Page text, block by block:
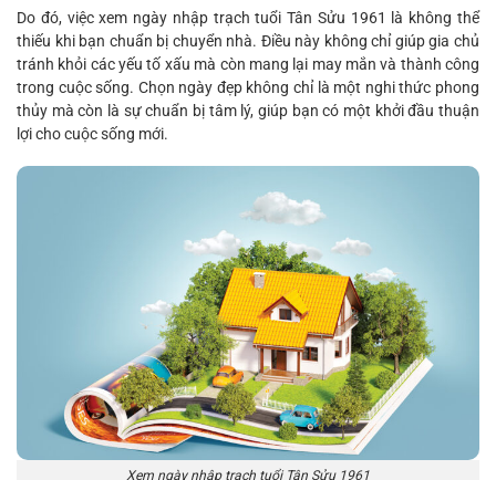
Do đó, việc xem ngày nhập trạch tuổi Tân Sửu 1961 là không thể
thiếu khi bạn chuẩn bị chuyển nhà. Điều này không chỉ giúp gia chủ
tránh khỏi các yếu tố xấu mà còn mang lại may mắn và thành công
trong cuộc sống. Chọn ngày đẹp không chỉ là một nghi thức phong
thủy mà còn là sự chuẩn bị tâm lý, giúp bạn có một khởi đầu thuận
lợi cho cuộc sống mới.
Xem ngày nhập trạch tuổi Tân Sửu 1961